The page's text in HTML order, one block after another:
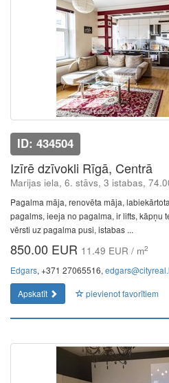
ID: 434504
Izīrē dzīvokli Rīgā, Centrā
Marijas iela, 6. stāvs, 3 istabas,
Pagalma māja, renovēta māja,
pagalms, ieeja no pagalma, ir lifts, kāpņu
vērsti uz pagalma pusi, istabas ...
850.00 EUR 11.49 EUR / m2
Edgars, +371 27065516,
Apskatīt
pievienot favorītiem